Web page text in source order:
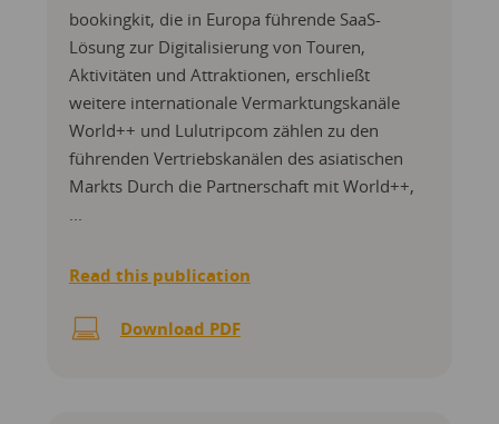
bookingkit, die in Europa führende SaaS-
Lösung zur Digitalisierung von Touren,
Aktivitäten und Attraktionen, erschließt
weitere internationale Vermarktungskanäle
World++ und Lulutripcom zählen zu den
führenden Vertriebskanälen des asiatischen
Markts Durch die Partnerschaft mit World++,
...
Read this publication
Download PDF